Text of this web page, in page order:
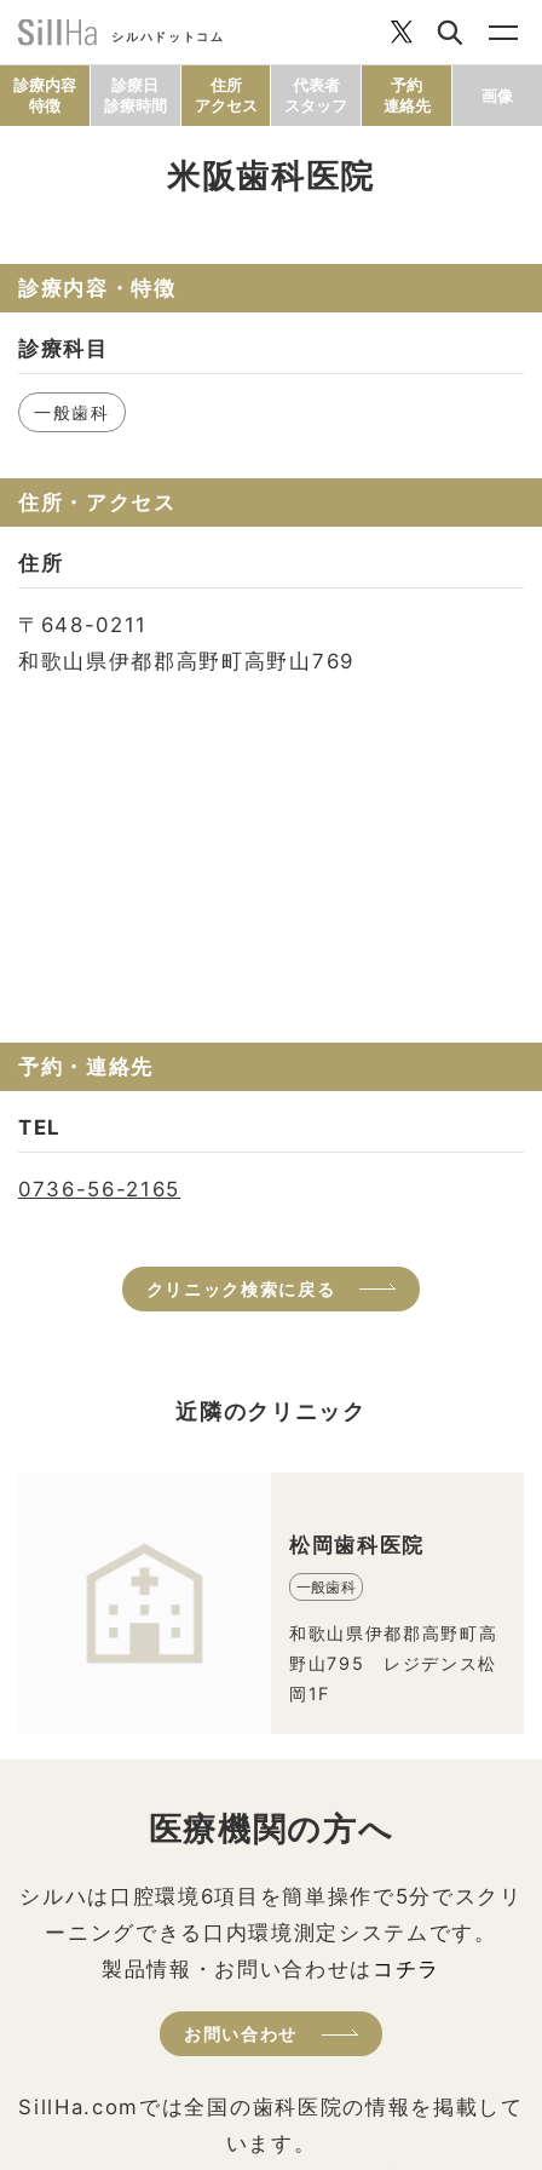
シルハドットコム
診療内容
特徴
診療日
診療時間
住所
アクセス
代表者
スタッフ
予約
連絡先
画像
米阪歯科医院
診療内容・特徴
診療科目
一般歯科
住所・アクセス
住所
〒648-0211
和歌山県伊都郡高野町高野山769
予約・連絡先
TEL
0736-56-2165
クリニック検索に戻る
近隣のクリニック
松岡歯科医院
一般歯科
和歌山県伊都郡高野町高
野山795 レジデンス松
岡1F
医療機関の方へ
シルハは口腔環境6項目を簡単操作で5分でスクリ
ーニングできる口内環境測定システムです。
製品情報・お問い合わせは コチラ
お問い合わせ
SillHa.comでは全国の歯科医院の情報を掲載して
います。